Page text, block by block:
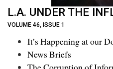
L.A. UNDER THE
VOLUME 46, ISSUE 1
It’s Happening at our
News Briefs